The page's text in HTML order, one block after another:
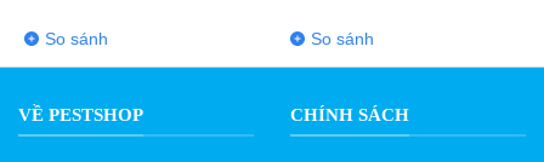
So sánh So sánh
VỀ PESTSHOP CHÍNH SÁCH